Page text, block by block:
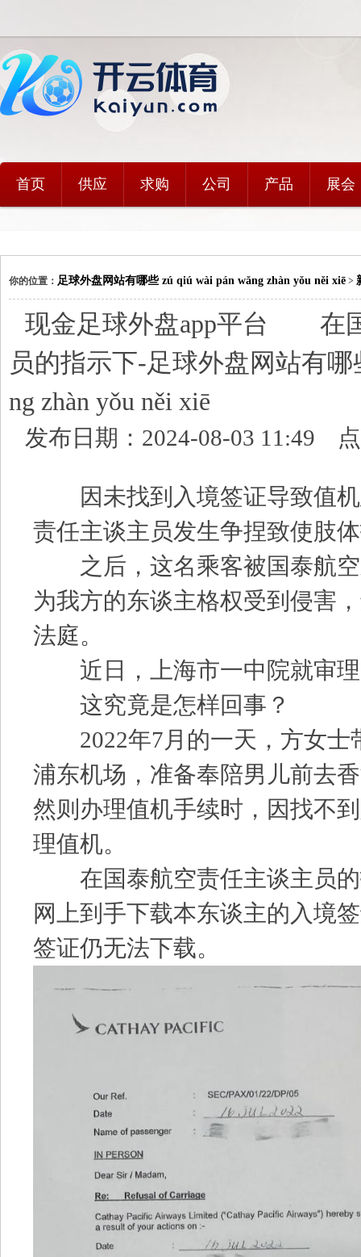
首页 供应 求购 公司 产品 展会
你的位置： 足球外盘网站有哪些 zú qiú wài pán wǎng zhàn yǒu něi xiē >
现金足球外盘app平台 在
员的指示下-足球外盘网站有哪
ng zhàn yǒu něi xiē
发布日期：2024-08-03 11:49
因未找到入境签证导致值机
责任主谈主员发生争捏致使肢
之后，这名乘客被国泰航空
为我方的东谈主格权受到侵害
法庭。
近日，上海市一中院就审理
这究竟是怎样回事？
2022年7月的一天，方女士
浦东机场，准备奉陪男儿前去
然则办理值机手续时，因找不
理值机。
在国泰航空责任主谈主员的
网上到手下载本东谈主的入境
签证仍无法下载。